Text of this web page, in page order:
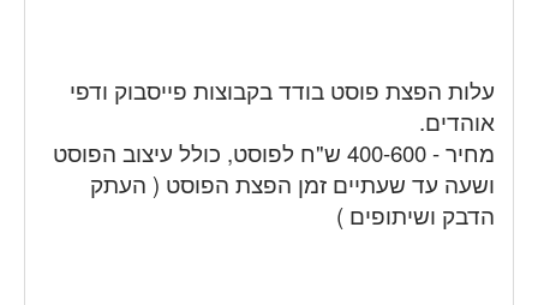
עלות הפצת פוסט בודד בקבוצות פייסבוק ודפי
אוהדים.
מחיר - 400-600 ש"ח לפוסט, כולל עיצוב הפוסט
ושעה עד שעתיים זמן הפצת הפוסט ( העתק
הדבק ושיתופים )